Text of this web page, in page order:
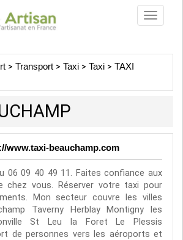
Toggle
> Transport > Taxi > Taxi > TAXI
www.taxi-beauchamp.com
06 09 40 49 11. Faites confiance aux
chez vous. Réserver votre taxi pour
Mon secteur couvre les villes
Taverny Herblay Montigny les
St Leu la Foret Le Plessis
de personnes vers les aéroports et